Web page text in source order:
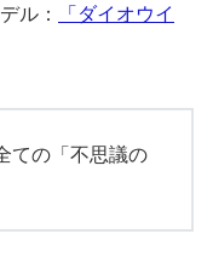
ル：
「ダイオウイ
ての「不思議の